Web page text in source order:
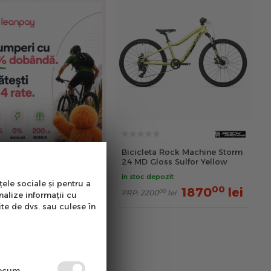
Bicicleta Rock Machine Storm
24 MD Gloss Sulfor Yellow
in stoc depozit
PRP: 220000 lei 187000 lei
sociale și pentru a
informații cu
de dvs. sau culese în